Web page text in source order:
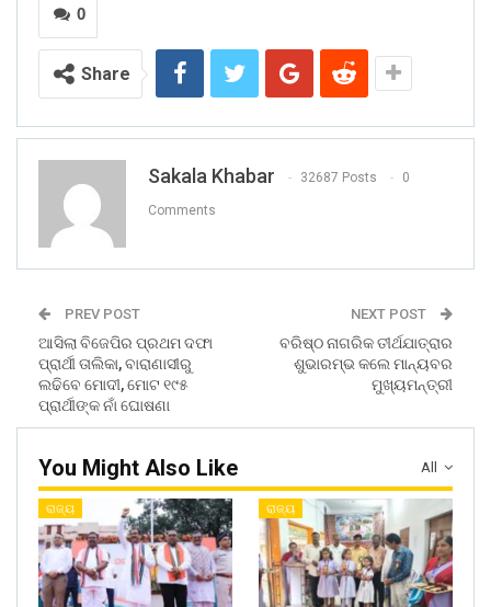
0
Share
Sakala Khabar 32687 Posts 0
Comments
PREV POST
ଆସିଲା ବିଜେପିର ପ୍ରଥମ ଦଫା
ପ୍ରାର୍ଥୀ ତାଲିକା, ବାରାଣାସୀରୁ
ଲଢିବେ ମୋଦୀ, ମୋଟ ୧୯୫
ପ୍ରାର୍ଥୀଙ୍କ ନାଁ ଘୋଷଣା
NEXT POST
ବରିଷ୍ଠ ନାଗରିକ ତୀର୍ଥଯାତ୍ରାର
ଶୁଭାରମ୍ଭ କଲେ ମାନ୍ୟବର
ମୁଖ୍ୟମନ୍ତ୍ରୀ
All
You Might Also Like
ରାଜ୍ୟ ରାଜ୍ୟ